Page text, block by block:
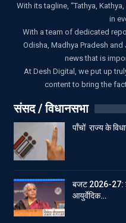
With its tagline, “Tathya,
in
With a team of dedicated
Odisha, Madhya Pradesh
news that is
At Desh Digital, we put up
content to bring the
संसद / विधानसभा
पाँचों राज्य के
बजट 2026-27:
आयुर्वेदिक…